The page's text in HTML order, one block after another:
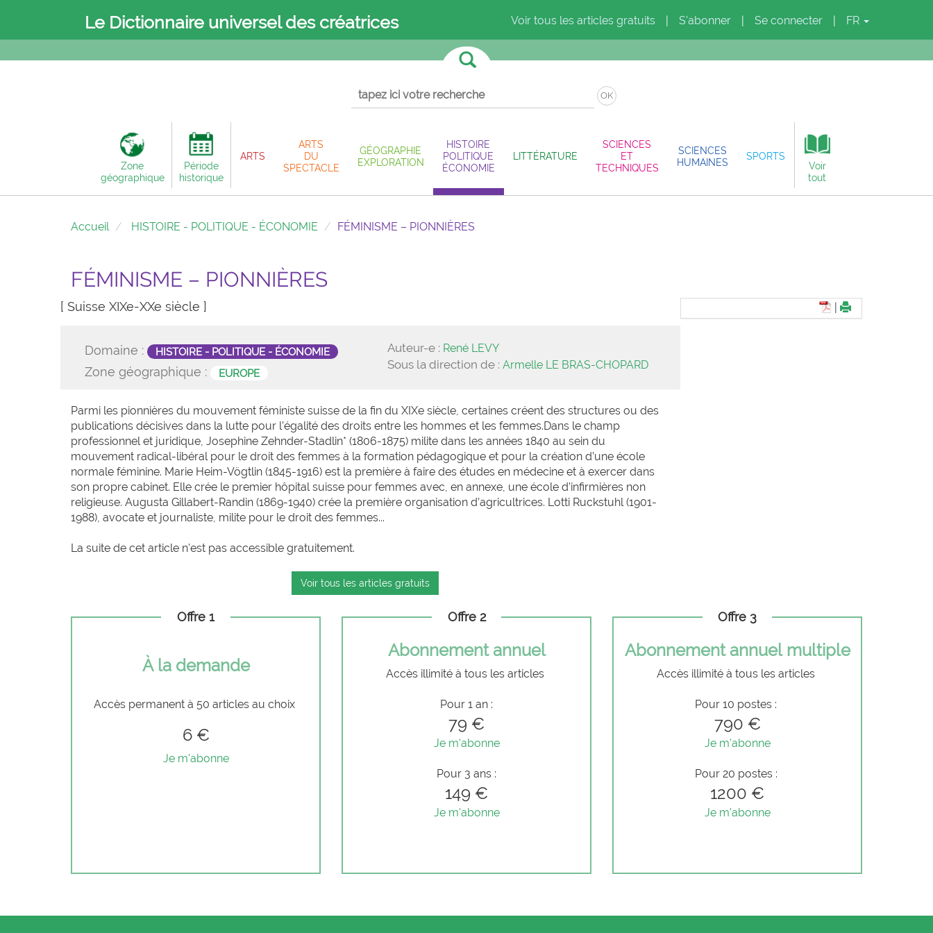
Le Dictionnaire universel des créatrices Voir tous les articles gratuits S'abonner Se connecter FR
OK
Zone
géographique
Période
historique
ARTS
ARTS
DU
SPECTACLE
GÉOGRAPHIE
EXPLORATION
HISTOIRE
POLITIQUE
ÉCONOMIE
LITTÉRATURE
SCIENCES
ET
TECHNIQUES
SCIENCES
HUMAINES
SPORTS
Voir
tout
Accueil HISTOIRE - POLITIQUE - ÉCONOMIE FÉMINISME – PIONNIÈRES
FÉMINISME – PIONNIÈRES
[ Suisse XIXe-XXe siècle ]
Domaine : HISTOIRE - POLITIQUE - ÉCONOMIE
Zone géographique : EUROPE
Auteur-e : René LEVY
Sous la direction de :Armelle LE BRAS-CHOPARD
Parmi les pionnières du mouvement féministe suisse de la fin du XIXe siècle, certaines créent des structures ou des
publications décisives dans la lutte pour l’égalité des droits entre les hommes et les femmes.Dans le champ
professionnel et juridique, Josephine Zehnder-Stadlin* (1806-1875) milite dans les années 1840 au sein du
mouvement radical-libéral pour le droit des femmes à la formation pédagogique et pour la création d’une école
normale féminine. Marie Heim-Vögtlin (1845-1916) est la première à faire des études en médecine et à exercer dans
son propre cabinet. Elle crée le premier hôpital suisse pour femmes avec, en annexe, une école d’infirmières non
religieuse. Augusta Gillabert-Randin (1869-1940) crée la première organisation d’agricultrices. Lotti Ruckstuhl (1901-
1988), avocate et journaliste, milite pour le droit des femmes...
La suite de cet article n'est pas accessible gratuitement.
Voir tous les articles gratuits
Offre 1
À la demande
Accès permanent à 50 articles au choix
6 €
Je m'abonne
Offre 2
Abonnement annuel
Accès illimité à tous les articles
Pour 1 an :
79 €
Je m'abonne
Pour 3 ans :
149 €
Je m'abonne
Offre 3
Abonnement annuel multiple
Accès illimité à tous les articles
Pour 10 postes :
790 €
Je m'abonne
Pour 20 postes :
1200 €
Je m'abonne